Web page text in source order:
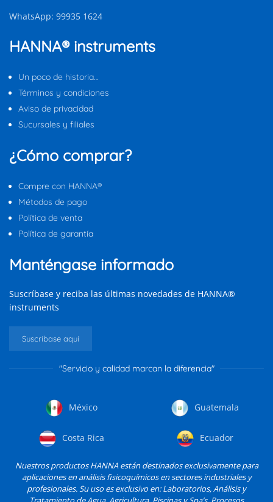
WhatsApp: 99935 1624
HANNA® instruments
Un poco de historia…
Términos y condiciones
Aviso de privacidad
Sucursales y filiales
¿Cómo comprar?
Compre con HANNA®
Métodos de pago
Política de venta
Política de garantía
Manténgase informado
Suscríbase y reciba las últimas novedades de HANNA®
instruments
Suscríbase aquí
"Servicio y calidad marcan la diferencia"
México Guatemala
Costa Rica Ecuador
Nuestros productos HANNA están destinados exclusivamente para
aplicaciones en análisis fisicoquímicos en sectores industriales y
profesionales. Su uso es exclusivo en: Laboratorios, Análisis y